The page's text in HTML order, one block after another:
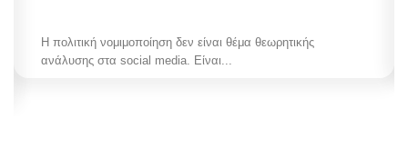
Η πολιτική νομιμοποίηση δεν είναι θέμα θεωρητικής
ανάλυσης στα social media. Είναι...